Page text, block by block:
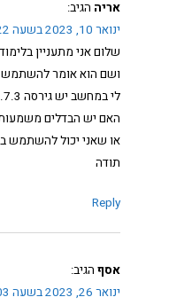
אריה הגיב:
ינואר 10, 2023 בשעה 12:22 am
שלום אני מתעניין
ושם הוא אומר להשתמש
לי במחשב יש גירסה 3.7.3
האם יש הבדלים
או שאני יכול להשתמש
תודה
Reply
אסף הגיב:
ינואר 26, 2023 בשעה 11:03 pm